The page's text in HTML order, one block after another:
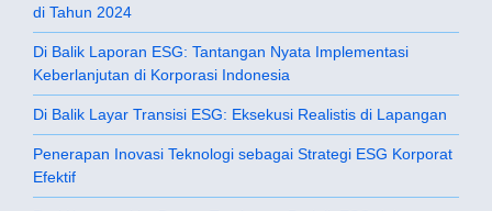
di Tahun 2024
Di Balik Laporan ESG: Tantangan Nyata Implementasi
Keberlanjutan di Korporasi Indonesia
Di Balik Layar Transisi ESG: Eksekusi Realistis di Lapangan
Penerapan Inovasi Teknologi sebagai Strategi ESG Korporat
Efektif